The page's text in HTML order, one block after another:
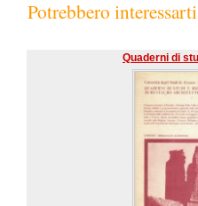
Potrebbero
Quaderni di